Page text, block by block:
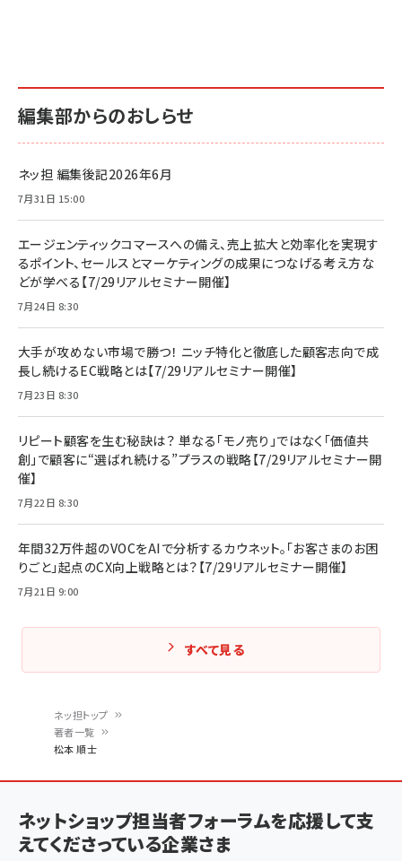
ン
く
ず
ネッ担トップ
著者一覧
松本 順士
編集部からのおしらせ
ネッ担 編集後記2026年6月
7月31日 15:00
エージェンティックコマースへの備え、売上拡大と効率化を実現す
るポイント、セールスとマーケティングの成果につなげる考え方な
どが学べる【7/29リアルセミナー開催】
7月24日 8:30
大手が攻めない市場で勝つ！ ニッチ特化と徹底した顧客志向で成
長し続けるEC戦略とは【7/29リアルセミナー開催】
7月23日 8:30
リピート顧客を生む秘訣は？ 単なる「モノ売り」ではなく「価値共
創」で顧客に“選ばれ続ける”プラスの戦略【7/29リアルセミナー開
催】
7月22日 8:30
年間32万件超のVOCをAIで分析するカウネット。「お客さまのお困
りごと」起点のCX向上戦略とは？【7/29リアルセミナー開催】
7月21日 9:00
すべて見る
ネットショップ担当者フォーラムを応援して支
えてくださっている企業さま